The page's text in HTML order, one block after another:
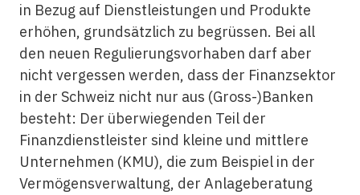
in Bezug auf Dienstleistungen und Produkte
erhöhen, grundsätzlich zu begrüssen. Bei all
den neuen Regulierungsvorhaben darf aber
nicht vergessen werden, dass der Finanzsektor
in der Schweiz nicht nur aus (Gross-)Banken
besteht: Der überwiegenden Teil der
Finanzdienstleister sind kleine und mittlere
Unternehmen (KMU), die zum Beispiel in der
Vermögensverwaltung, der Anlageberatung